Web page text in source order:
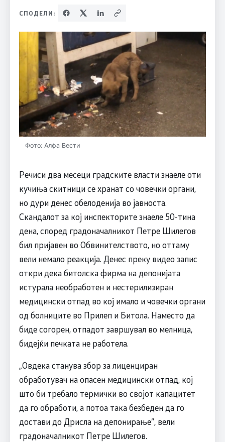
СПОДЕЛИ:
Фото: Алфа Вести
Речиси два месеци градските власти знаеле оти
кучиња скитници се хранат со човечки органи,
но дури денес обелоденија во јавноста.
Скандалот за кој инспекторите знаеле 50-тина
дена, според градоначалникот Петре Шилегов
бил пријавен во Обвинителството, но оттаму
вели немало реакција. Денес преку видео запис
откри дека битолска фирма на депонијата
истурала необработен и нестерилизиран
медицински отпад во кој имало и човечки органи
од болниците во Прилеп и Битола. Наместо да
биде согорен, отпадот завршувал во мелница,
бидејќи печката не работела.
„Овдека станува збор за лиценциран
обработувач на опасен медицински отпад, кој
што би требало термички во својот капацитет
да го обработи, а потоа така безбеден да го
достави до Дрисла на депонирање“, вели
градоначалникот Петре Шилегов.